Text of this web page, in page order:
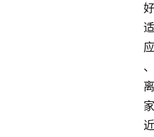
好
适
应
、
离
家
近